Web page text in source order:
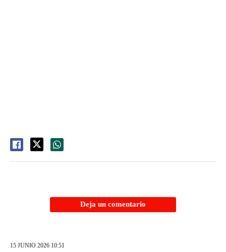
Deja un comentario
15 JUNIO 2026 10:51